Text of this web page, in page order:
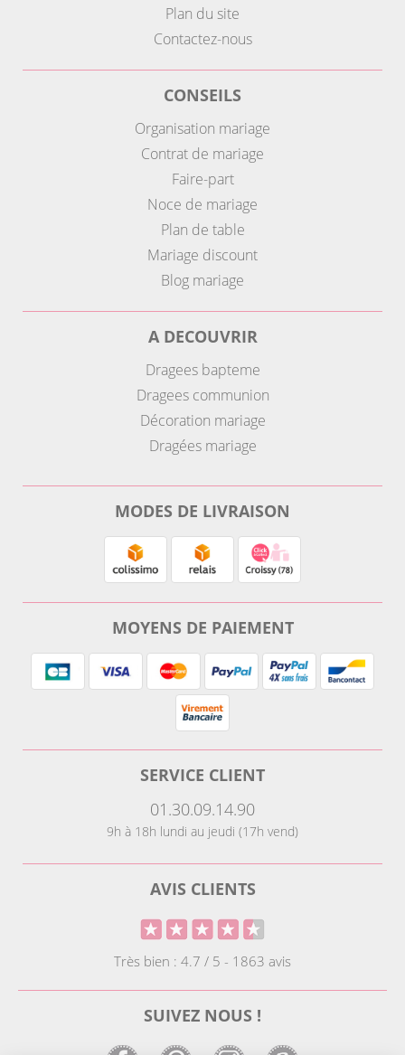
Plan du site
Contactez-nous
CONSEILS
Organisation mariage
Contrat de mariage
Faire-part
Noce de mariage
Plan de table
Mariage discount
Blog mariage
A DECOUVRIR
Dragees bapteme
Dragees communion
Décoration mariage
Dragées mariage
MODES DE LIVRAISON
MOYENS DE PAIEMENT
SERVICE CLIENT
01.30.09.14.90
9h à 18h lundi au jeudi (17h vend)
AVIS CLIENTS
Très bien : 4.7 / 5 - 1863 avis
SUIVEZ NOUS !